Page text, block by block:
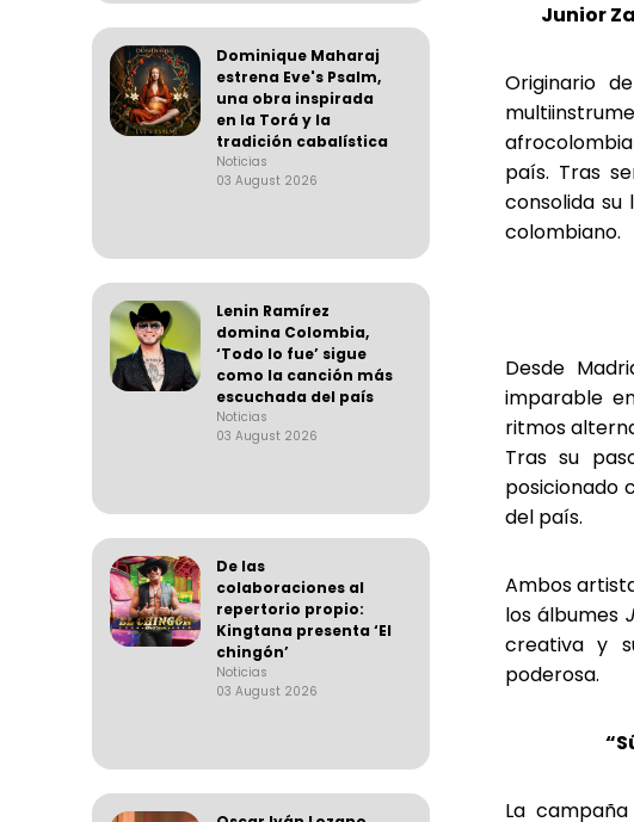
Dominique Maharaj
estrena Eve's Psalm,
una obra inspirada
en la Torá y la
tradición cabalística
Noticias
03 August 2026
Lenin Ramírez
domina Colombia,
‘Todo lo fue’ sigue
como la canción más
escuchada del país
Noticias
03 August 2026
De las
colaboraciones al
repertorio propio:
Kingtana presenta ‘El
chingón’
Noticias
03 August 2026
Junior
Originario
país. Tras
consolida
colombiano.
Desde
imparable
ritmos
Tras su
posicionado
del país.
Ambos
los álbumes
creativa y
poderosa.
La